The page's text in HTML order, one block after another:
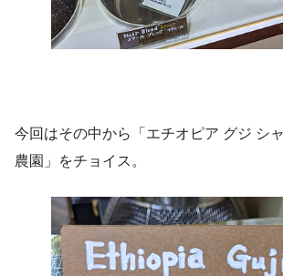
今回はその中から「エチオピア グジ シ
農園」をチョイス。